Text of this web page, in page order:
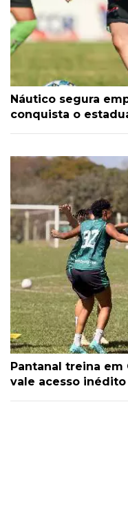
Náutico segura
conquista o
Pantanal treina
vale acesso inédito